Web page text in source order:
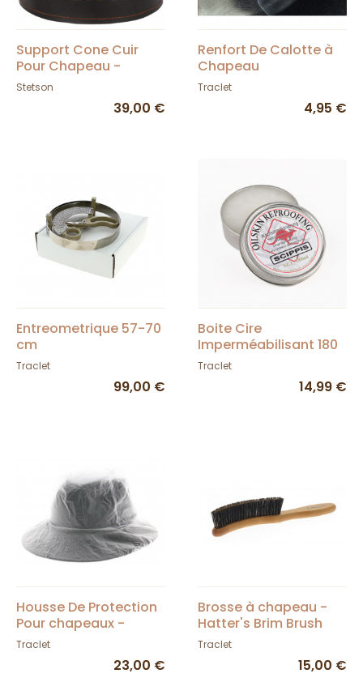
Support Cone Cuir
Pour Chapeau -
Stetson
Stetson
39,00 €
Renfort De Calotte à
Chapeau
Traclet
4,95 €
Entreometrique 57-70
cm
Traclet
99,00 €
Boite Cire
Imperméabilisant 180
ml - scippis
Traclet
14,99 €
Housse De Protection
Pour chapeaux -
Traclet
Traclet
23,00 €
Brosse à chapeau -
Hatter's Brim Brush
Traclet
Traclet
15,00 €